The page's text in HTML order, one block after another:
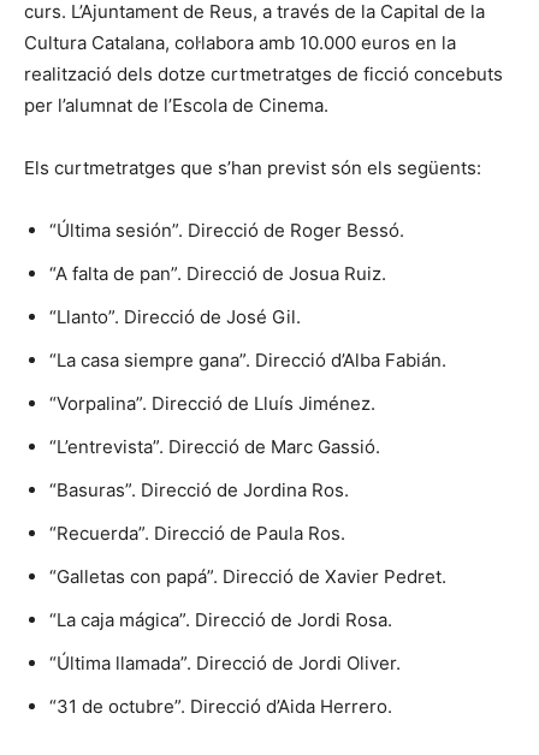
curs. L’Ajuntament de Reus, a través de la Capital de la
Cultura Catalana, col·labora amb 10.000 euros en la
realització dels dotze curtmetratges de ficció concebuts
per l’alumnat de l’Escola de Cinema.
Els curtmetratges que s’han previst són els següents:
“Última sesión”. Direcció de Roger Bessó.
“A falta de pan”. Direcció de Josua Ruiz.
“Llanto”. Direcció de José Gil.
“La casa siempre gana”. Direcció d’Alba Fabián.
“Vorpalina”. Direcció de Lluís Jiménez.
“L’entrevista”. Direcció de Marc Gassió.
“Basuras”. Direcció de Jordina Ros.
“Recuerda”. Direcció de Paula Ros.
“Galletas con papá”. Direcció de Xavier Pedret.
“La caja mágica”. Direcció de Jordi Rosa.
“Última llamada”. Direcció de Jordi Oliver.
“31 de octubre”. Direcció d’Aida Herrero.